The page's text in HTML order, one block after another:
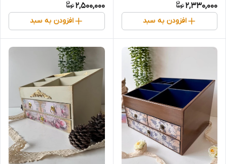
2,330,000
افزودن به سبد
2,500,000
افزودن به سبد